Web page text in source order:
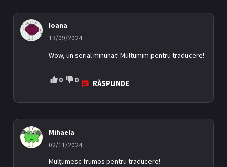
Ioana
13/09/2024
Wow, un serial minunat! Multumim pentru traducere!
0 0 RĂSPUNDE
Mihaela
02/11/2024
Mulțumesc frumos pentru traducere!